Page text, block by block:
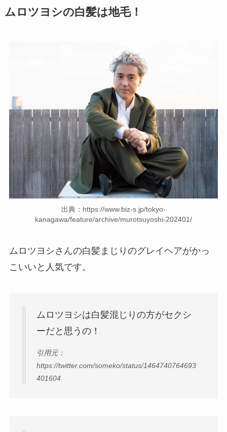
ムロツヨシの白髪は地毛！
出典：https://www.biz-s.jp/tokyo-
kanagawa/feature/archive/murotsuyoshi-202401/
ムロツヨシさんの白髪まじりのグレイヘアがかっ
こいいと人気です。
ムロツヨシは白髪混じりの方がセクシ
ーだと思うの！
引用元：
https://twitter.com/someko/status/1464740764693
401604